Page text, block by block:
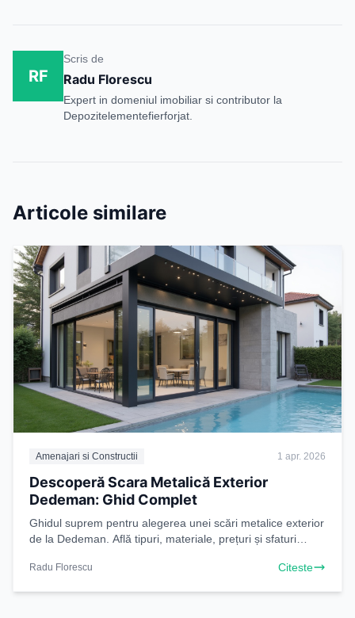
RF
Scris de
Radu Florescu
Expert in domeniul imobiliar si contributor la
Depozitelementefierforjat.
Articole similare
Amenajari si Constructii 1 apr. 2026
Descoperă Scara Metalică Exterior
Dedeman: Ghid Complet
Ghidul suprem pentru alegerea unei scări metalice exterior
de la Dedeman. Află tipuri, materiale, prețuri și sfaturi
Radu Florescu Citeste